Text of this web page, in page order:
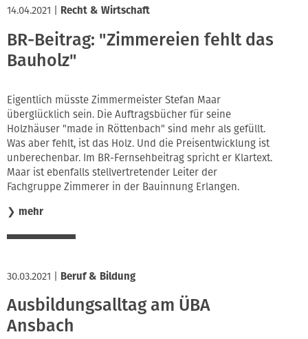
14.04.2021 Recht & Wirtschaft
BR-Beitrag: "Zimmereien fehlt das
Bauholz"
Eigentlich müsste Zimmermeister Stefan Maar
überglücklich sein. Die Auftragsbücher für seine
Holzhäuser "made in Röttenbach" sind mehr als gefüllt.
Was aber fehlt, ist das Holz. Und die Preisentwicklung ist
unberechenbar. Im BR-Fernsehbeitrag spricht er Klartext.
Maar ist ebenfalls stellvertretender Leiter der
Fachgruppe Zimmerer in der Bauinnung Erlangen.
❯ mehr
30.03.2021 Beruf & Bildung
Ausbildungsalltag am ÜBA
Ansbach